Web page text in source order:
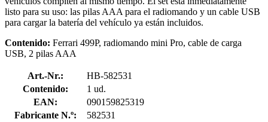
listo para su uso: las pilas AAA para el radiomando y un cable USB
para cargar la batería del vehículo ya están incluidos.
Contenido: Ferrari 499P, radiomando mini Pro, cable de carga
USB, 2 pilas AAA
Art.-Nr.:
HB-582531
Contenido:
1 ud.
EAN:
090159825319
Fabricante N.º:
582531